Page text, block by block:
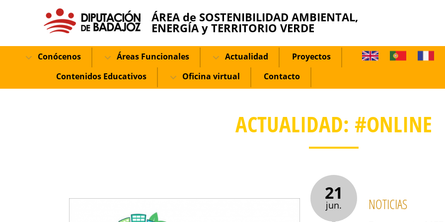
ÁREA de SOSTENIBILIDAD AMBIENTAL,
ENERGÍA y TERRITORIO VERDE
Conócenos Áreas Funcionales Actualidad
Proyectos
Contenidos Educativos
Oficina virtual Contacto
ACTUALIDAD: #ONLINE
21
jun. NOTICIAS